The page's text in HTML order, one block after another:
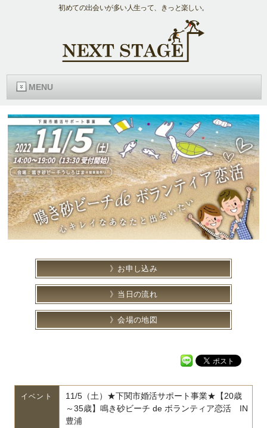
初めての出会いが多い人生って、きっと楽しい。
MENU
お申し込み
当日の流れ
会場の地図
イベント
11/5（土）★下関市婚活サポート事業★【20歳
～35歳】鳴き砂ビーチ de ボランティア恋活 IN
豊浦